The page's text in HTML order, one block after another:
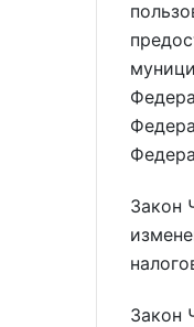
Закон
Закон